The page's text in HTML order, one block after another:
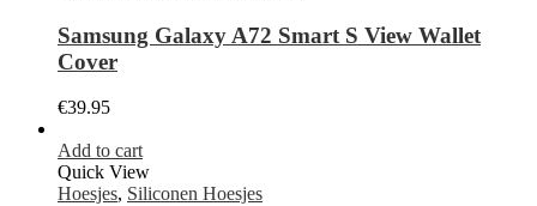
Samsung Galaxy A72 Smart S View Wallet
Cover
€39.95
Add to cart
Quick View
Hoesjes, Siliconen Hoesjes